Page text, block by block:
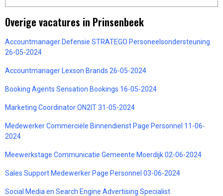
Overige vacatures in Prinsenbeek
Accountmanager Defensie STRATEGO Personeelsondersteuning
26-05-2024
Accountmanager Lexson Brands 26-05-2024
Booking Agents Sensation Bookings 16-05-2024
Marketing Coordinator ON2IT 31-05-2024
Medewerker Commerciële Binnendienst Page Personnel 11-06-
2024
Meewerkstage Communicatie Gemeente Moerdijk 02-06-2024
Sales Support Medewerker Page Personnel 03-06-2024
Social Media en Search Engine Advertising Specialist